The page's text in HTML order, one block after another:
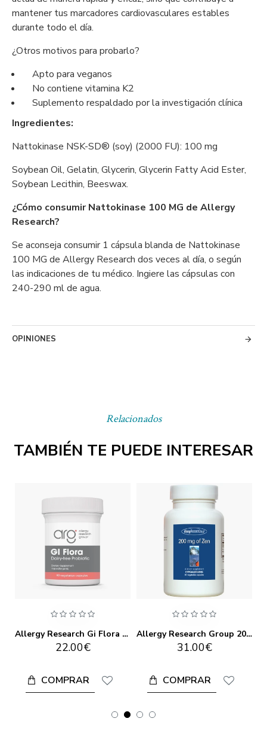
Relacionados
TAMBIÉN TE PUEDE INTERESAR
Allergy Research Gi Flora 90 Caps
22.00€
COMPRAR
Allergy Research Group 200mg Of Zen 60 Cápsulas
31.00€
COMPRAR
mantener tus marcadores cardiovasculares estables
durante todo el día.
¿Otros motivos para probarlo?
Apto para veganos
No contiene vitamina K2
Suplemento respaldado por la investigación clínica
Ingredientes:
Nattokinase NSK-SD® (soy) (2000 FU): 100 mg
Soybean Oil, Gelatin, Glycerin, Glycerin Fatty Acid Ester,
Soybean Lecithin, Beeswax.
¿Cómo consumir Nattokinase 100 MG de Allergy
Research?
Se aconseja consumir 1 cápsula blanda de Nattokinase
100 MG de Allergy Research dos veces al día, o según
las indicaciones de tu médico. Ingiere las cápsulas con
240-290 ml de agua.
OPINIONES